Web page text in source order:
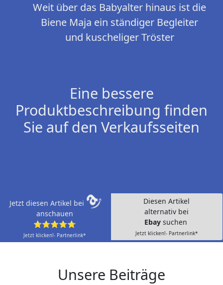
Weit über das Babyalter hinaus ist die
Biene Maja ein ständiger Begleiter
und kuscheliger Tröster
Eine bessere
Produktbeschreibung finden
Sie auf den Verkaufsseiten
Jetzt diesen Artikel bei
anschauen
⭐⭐⭐⭐⭐
Jetzt klicken!- Partnerlink*
Diesen Artikel
alternativ bei
Ebay suchen
Jetzt klicken!- Partnerlink*
Unsere Beiträge